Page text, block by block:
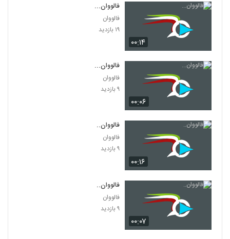
۰۰:۱۴
فالووان...
فالووان
۱۹ بازدید
۰۰:۰۶
فالووان...
فالووان
۹ بازدید
۰۰:۱۶
فالووان..
فالووان
۹ بازدید
۰۰:۰۷
فالووان..
فالووان
۹ بازدید